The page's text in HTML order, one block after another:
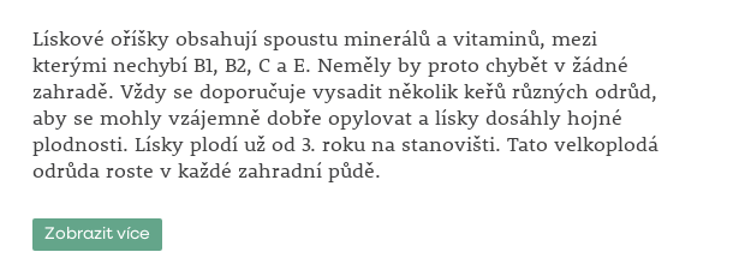
Lískové oříšky obsahují spoustu minerálů a vitaminů, mezi
kterými nechybí B1, B2, C a E. Neměly by proto chybět v žádné
zahradě. Vždy se doporučuje vysadit několik keřů různých odrůd,
aby se mohly vzájemně dobře opylovat a lísky dosáhly hojné
plodnosti. Lísky plodí už od 3. roku na stanovišti. Tato velkoplodá
odrůda roste v každé zahradní půdě.
Stanoviště: plné slunce.
Doba zralosti: konec září.
Zobrazit více